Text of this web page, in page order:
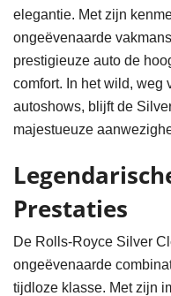
elegantie. Met zijn
ongeëvenaarde
prestigieuze auto de
comfort. In het wild, weg
autoshows, blijft de
majestueuze
Prestaties
De Rolls-Royce Silver
ongeëvenaarde
tijdloze klasse. Met zijn